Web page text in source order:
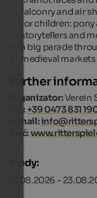
falconry and air
for children:
storytellers and
a big parade
medieval
Further
Organizator:Verein
Tel.: +39 0473 831
e-mail:
Sieć:
Kiedy:
21.08.2026 -